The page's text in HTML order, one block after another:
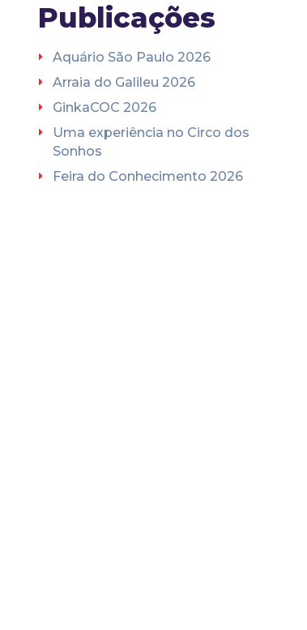
Publicações
Aquário São Paulo 2026
Arraia do Galileu 2026
GinkaCOC 2026
Uma experiência no Circo dos
Sonhos
Feira do Conhecimento 2026